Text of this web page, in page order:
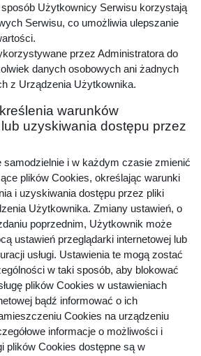
Użytkownicy Serwisu korzystają
Serwisu, co umożliwia ulepszanie
przez Administratora do
danych osobowych ani żadnych
z Urządzenia Użytkownika.
warunków
uzyskiwania dostępu przez
samodzielnie i w każdym czasie zmienić
plików Cookies, określając warunki
i uzyskiwania dostępu przez pliki
Użytkownika. Zmiany ustawień, o
poprzednim, Użytkownik może
ustawień przeglądarki internetowej lub
usługi. Ustawienia te mogą zostać
w taki sposób, aby blokować
plików Cookies w ustawieniach
bądź informować o ich
Cookies na urządzeniu
informacje o możliwości i
plików Cookies dostępne są w